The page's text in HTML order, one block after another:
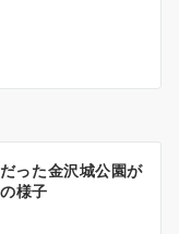
った金沢城公園が
様子